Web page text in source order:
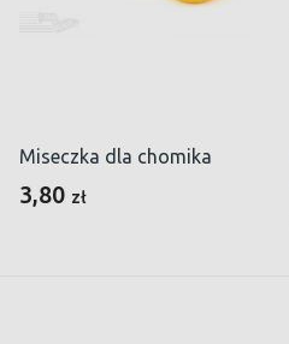
Miseczka dla chomika
3,80 zł